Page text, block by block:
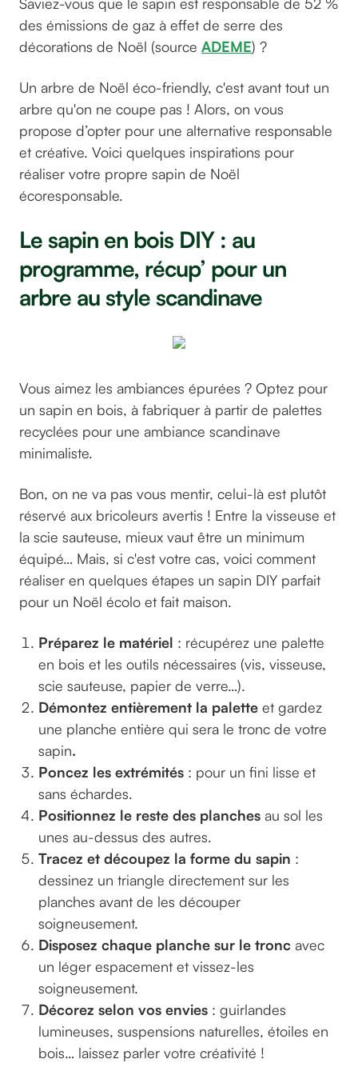
des émissions de gaz à effet de serre des
décorations de Noël (source ADEME) ?
Un arbre de Noël éco-friendly, c'est avant tout un
arbre qu'on ne coupe pas ! Alors, on vous
propose d’opter pour une alternative responsable
et créative. Voici quelques inspirations pour
réaliser votre propre sapin de Noël
écoresponsable.
Le sapin en bois DIY : au
programme, récup’ pour un
arbre au style scandinave
Vous aimez les ambiances épurées ? Optez pour
un sapin en bois, à fabriquer à partir de palettes
recyclées pour une ambiance scandinave
minimaliste.
Bon, on ne va pas vous mentir, celui-là est plutôt
réservé aux bricoleurs avertis ! Entre la visseuse et
la scie sauteuse, mieux vaut être un minimum
équipé… Mais, si c'est votre cas, voici comment
réaliser en quelques étapes un sapin DIY parfait
pour un Noël écolo et fait maison.
Préparez le matériel : récupérez une palette
en bois et les outils nécessaires (vis, visseuse,
scie sauteuse, papier de verre…).
Démontez entièrement la palette et gardez
une planche entière qui sera le tronc de votre
sapin.
Poncez les extrémités : pour un fini lisse et
sans échardes.
Positionnez le reste des planches au sol les
unes au-dessus des autres.
Tracez et découpez la forme du sapin :
dessinez un triangle directement sur les
planches avant de les découper
soigneusement.
Disposez chaque planche sur le tronc avec
un léger espacement et vissez-les
soigneusement.
Décorez selon vos envies : guirlandes
lumineuses, suspensions naturelles, étoiles en
bois… laissez parler votre créativité !